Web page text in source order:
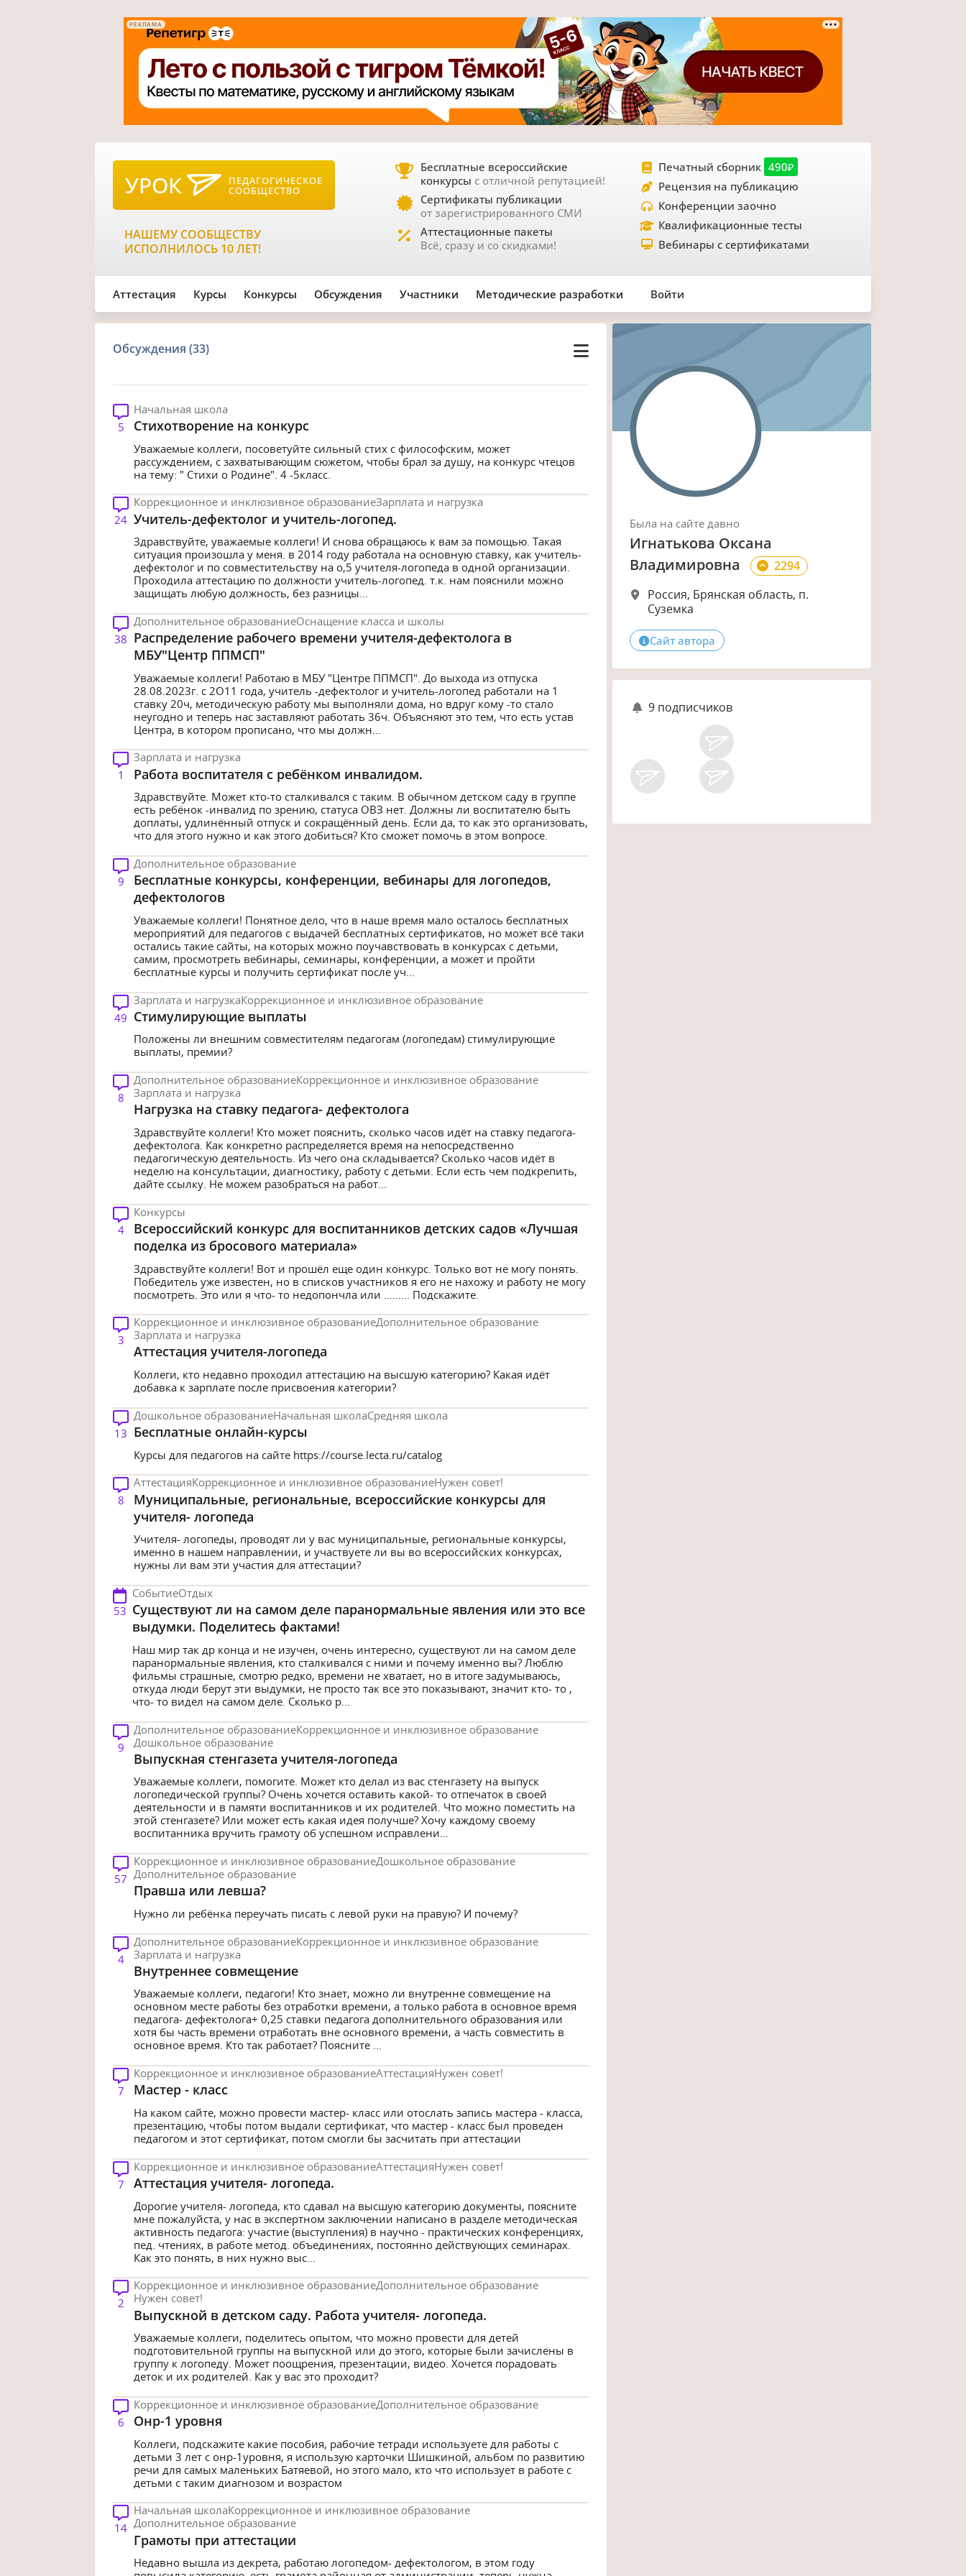
РЕКЛАМА
УРОК ПЕДАГОГИЧЕСКОЕ
СООБЩЕСТВО
НАШЕМУ СООБЩЕСТВУ
ИСПОЛНИЛОСЬ 10 ЛЕТ!
Бесплатные всероссийские
конкурсы с отличной репутацией!
Сертификаты публикации
от зарегистрированного СМИ
Аттестационные пакеты
Всё, сразу и со скидками!
Печатный сборник 490₽
Рецензия на публикацию
Конференции заочно
Квалификационные тесты
Вебинары с сертификатами
Аттестация Курсы Конкурсы Обсуждения Участники Методические разработки Войти
Обсуждения (33)
5
Начальная школа
Стихотворение на конкурс
Уважаемые коллеги, посоветуйте сильный стих с философским, может
рассуждением, с захватывающим сюжетом, чтобы брал за душу, на конкурс чтецов
на тему: " Стихи о Родине". 4 -5класс.
24
Коррекционное и инклюзивное образованиеЗарплата и нагрузка
Учитель-дефектолог и учитель-логопед.
Здравствуйте, уважаемые коллеги! И снова обращаюсь к вам за помощью. Такая
ситуация произошла у меня. в 2014 году работала на основную ставку, как учитель-
дефектолог и по совместительству на о,5 учителя-логопеда в одной организации.
Проходила аттестацию по должности учитель-логопед. т.к. нам пояснили можно
защищать любую должность, без разницы...
38
Дополнительное образованиеОснащение класса и школы
Распределение рабочего времени учителя-дефектолога в
МБУ"Центр ППМСП"
Уважаемые коллеги! Работаю в МБУ "Центре ППМСП". До выхода из отпуска
28.08.2023г. с 2О11 года, учитель -дефектолог и учитель-логопед работали на 1
ставку 20ч, методическую работу мы выполняли дома, но вдруг кому -то стало
неугодно и теперь нас заставляют работать 36ч. Объясняют это тем, что есть устав
Центра, в котором прописано, что мы должн...
1
Зарплата и нагрузка
Работа воспитателя с ребёнком инвалидом.
Здравствуйте. Может кто-то сталкивался с таким. В обычном детском саду в группе
есть ребёнок -инвалид по зрению, статуса ОВЗ нет. Должны ли воспитателю быть
доплаты, удлинённый отпуск и сокращённый день. Если да, то как это организовать,
что для этого нужно и как этого добиться? Кто сможет помочь в этом вопросе.
9
Дополнительное образование
Бесплатные конкурсы, конференции, вебинары для логопедов,
дефектологов
Уважаемые коллеги! Понятное дело, что в наше время мало осталось бесплатных
мероприятий для педагогов с выдачей бесплатных сертификатов, но может всё таки
остались такие сайты, на которых можно поучавствовать в конкурсах с детьми,
самим, просмотреть вебинары, семинары, конференции, а может и пройти
бесплатные курсы и получить сертификат после уч...
49
Зарплата и нагрузкаКоррекционное и инклюзивное образование
Стимулирующие выплаты
Положены ли внешним совместителям педагогам (логопедам) стимулирующие
выплаты, премии?
8
Дополнительное образованиеКоррекционное и инклюзивное образование
Зарплата и нагрузка
Нагрузка на ставку педагога- дефектолога
Здравствуйте коллеги! Кто может пояснить, сколько часов идёт на ставку педагога-
дефектолога. Как конкретно распределяется время на непосредственно
педагогическую деятельность. Из чего она складывается? Сколько часов идёт в
неделю на консультации, диагностику, работу с детьми. Если есть чем подкрепить,
дайте ссылку. Не можем разобраться на работ...
4
Конкурсы
Всероссийский конкурс для воспитанников детских садов «Лучшая
поделка из бросового материала»
Здравствуйте коллеги! Вот и прошёл еще один конкурс. Только вот не могу понять.
Победитель уже известен, но в списков участников я его не нахожу и работу не могу
посмотреть. Это или я что- то недопончла или ......... Подскажите.
3
Коррекционное и инклюзивное образованиеДополнительное образование
Зарплата и нагрузка
Аттестация учителя-логопеда
Коллеги, кто недавно проходил аттестацию на высшую категорию? Какая идёт
добавка к зарплате после присвоения категории?
13
Дошкольное образованиеНачальная школаСредняя школа
Бесплатные онлайн-курсы
Курсы для педагогов на сайте https://course.lecta.ru/catalog
8
АттестацияКоррекционное и инклюзивное образованиеНужен совет!
Муниципальные, региональные, всероссийские конкурсы для
учителя- логопеда
Учителя- логопеды, проводят ли у вас муниципальные, региональные конкурсы,
именно в нашем направлении, и участвуете ли вы во всероссийских конкурсах,
нужны ли вам эти участия для аттестации?
53
СобытиеОтдых
Существуют ли на самом деле паранормальные явления или это все
выдумки. Поделитесь фактами!
Наш мир так др конца и не изучен, очень интересно, существуют ли на самом деле
паранормальные явления, кто сталкивался с ними и почему именно вы? Люблю
фильмы страшные, смотрю редко, времени не хватает, но в итоге задумываюсь,
откуда люди берут эти выдумки, не просто так все это показывают, значит кто- то ,
что- то видел на самом деле. Сколько р...
9
Дополнительное образованиеКоррекционное и инклюзивное образование
Дошкольное образование
Выпускная стенгазета учителя-логопеда
Уважаемые коллеги, помогите. Может кто делал из вас стенгазету на выпуск
логопедической группы? Очень хочется оставить какой- то отпечаток в своей
деятельности и в памяти воспитанников и их родителей. Что можно поместить на
этой стенгазете? Или может есть какая идея получше? Хочу каждому своему
воспитанника вручить грамоту об успешном исправлени...
57
Коррекционное и инклюзивное образованиеДошкольное образование
Дополнительное образование
Правша или левша?
Нужно ли ребёнка переучать писать с левой руки на правую? И почему?
4
Дополнительное образованиеКоррекционное и инклюзивное образование
Зарплата и нагрузка
Внутреннее совмещение
Уважаемые коллеги, педагоги! Кто знает, можно ли внутренне совмещение на
основном месте работы без отработки времени, а только работа в основное время
педагога- дефектолога+ 0,25 ставки педагога дополнительного образования или
хотя бы часть времени отработать вне основного времени, а часть совместить в
основное время. Кто так работает? Поясните ...
7
Коррекционное и инклюзивное образованиеАттестацияНужен совет!
Мастер - класс
На каком сайте, можно провести мастер- класс или отослать запись мастера - класса,
презентацию, чтобы потом выдали сертификат, что мастер - класс был проведен
педагогом и этот сертификат, потом смогли бы засчитать при аттестации
7
Коррекционное и инклюзивное образованиеАттестацияНужен совет!
Аттестация учителя- логопеда.
Дорогие учителя- логопеда, кто сдавал на высшую категорию документы, поясните
мне пожалуйста, у нас в экспертном заключении написано в разделе методическая
активность педагога: участие (выступления) в научно - практических конференциях,
пед. чтениях, в работе метод. объединениях, постоянно действующих семинарах.
Как это понять, в них нужно выс...
2
Коррекционное и инклюзивное образованиеДополнительное образование
Нужен совет!
Выпускной в детском саду. Работа учителя- логопеда.
Уважаемые коллеги, поделитесь опытом, что можно провести для детей
подготовительной группы на выпускной или до этого, которые были зачислены в
группу к логопеду. Может поощрения, презентации, видео. Хочется порадовать
деток и их родителей. Как у вас это проходит?
6
Коррекционное и инклюзивное образованиеДополнительное образование
Онр-1 уровня
Коллеги, подскажите какие пособия, рабочие тетради используете для работы с
детьми 3 лет с онр-1уровня, я использую карточки Шишкиной, альбом по развитию
речи для самых маленьких Батяевой, но этого мало, кто что использует в работе с
детьми с таким диагнозом и возрастом
14
Начальная школаКоррекционное и инклюзивное образование
Дополнительное образование
Грамоты при аттестации
Недавно вышла из декрета, работаю логопедом- дефектологом, в этом году
Была на сайте давно
Игнатькова Оксана
Владимировна
2294
Россия, Брянская область, п.
Суземка
Сайт автора
9 подписчиков